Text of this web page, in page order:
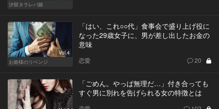
汐留タラレバ娘
Vol.4
お姫様のリベンジ
「はい、これ○○代」食事会で盛り上げ役に
なった29歳女子に、男が差し出したお金の
意味
恋愛 20
「ごめん。やっぱ無理だ…」付き合っても
すぐ男に別れを告げられる女の特徴とは